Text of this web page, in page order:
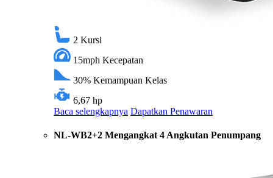
2 Kursi
15mph Kecepatan
30% Kemampuan Kelas
6,67 hp
Baca selengkapnya Dapatkan Penawaran
NL-WB2+2 Mengangkat 4 Angkutan Penumpang